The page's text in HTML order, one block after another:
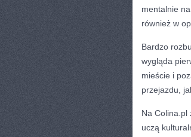
mentalnie
również w
Bardzo
wygląda
mieście i
przejazdu,
Na Colina.pl
uczą